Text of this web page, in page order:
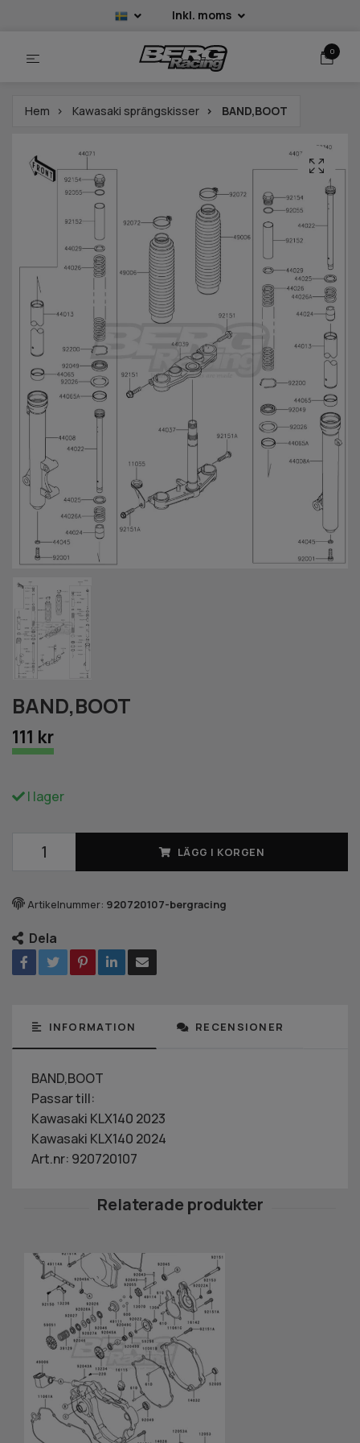
Inkl. moms
0
Hem Kawasaki sprängskisser BAND,BOOT
BAND,BOOT
111 kr
I lager
LÄGG I KORGEN
Artikelnummer: 920720107-bergracing
Dela
INFORMATION RECENSIONER
BAND,BOOT
Passar till:
Kawasaki KLX140 2023
Kawasaki KLX140 2024
Art.nr: 920720107